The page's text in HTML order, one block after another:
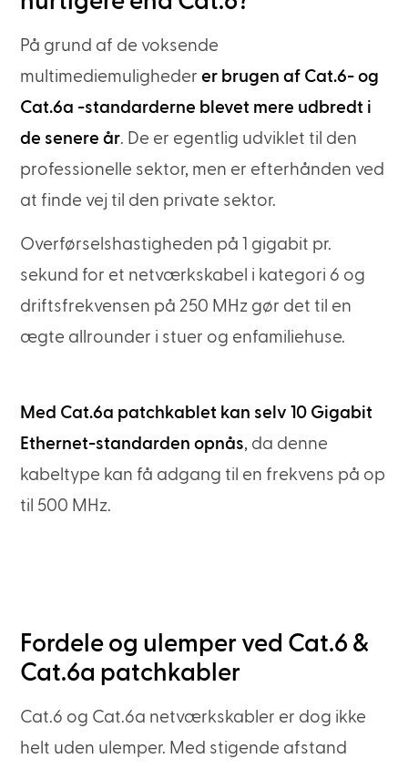
På grund af de voksende
multimediemulighederer brugen af Cat.6- og
Cat.6a -standarderne blevet mere udbredt i
de senere år. De er egentlig udviklet til den
professionelle sektor, men er efterhånden ved
at finde vej til den private sektor.
Overførselshastigheden på 1 gigabit pr.
sekund for et netværkskabel i kategori 6 og
driftsfrekvensen på 250 MHz gør det til en
ægte allrounder i stuer og enfamiliehuse.
Med Cat.6a patchkablet kan selv 10 Gigabit
Ethernet-standarden opnås, da denne
kabeltype kan få adgang til en frekvens på op
til 500 MHz.
Fordele og ulemper ved Cat.6 &
Cat.6a patchkabler
Cat.6 og Cat.6a netværkskabler er dog ikke
helt uden ulemper. Med stigende afstand